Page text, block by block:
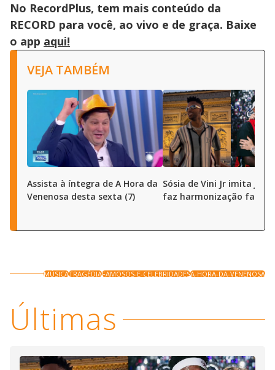
No RecordPlus, tem mais conteúdo da
RECORD para você, ao vivo e de graça. Baixe
o app aqui!
VEJA TAMBÉM
Assista à íntegra de A Hora da
Venenosa desta sexta (7)
Sósia de Vini Jr imita
faz harmonização facial
MÚSICATRAGÉDIAFAMOSOS-E-CELEBRIDADESA-HORA-DA-VENENOSA
Últimas